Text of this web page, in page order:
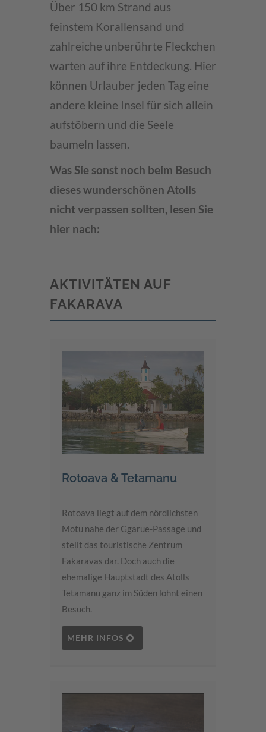
Über 150 km Strand aus
feinstem Korallensand und
zahlreiche unberührte Fleckchen
warten auf ihre Entdeckung. Hier
können Urlauber jeden Tag eine
andere kleine Insel für sich allein
aufstöbern und die Seele
baumeln lassen.
Was Sie sonst noch beim Besuch
dieses wunderschönen Atolls
nicht verpassen sollten, lesen Sie
hier nach:
AKTIVITÄTEN AUF
FAKARAVA
Rotoava & Tetamanu
Rotoava liegt auf dem nördlichsten
Motu nahe der Ggarue-Passage und
stellt das touristische Zentrum
Fakaravas dar. Doch auch die
ehemalige Hauptstadt des Atolls
Tetamanu ganz im Süden lohnt einen
Besuch.
MEHR INFOS